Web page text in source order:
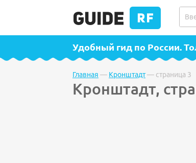
Удобный гид по России.
Главная — Кронштадт— страница 3
Кронштадт,